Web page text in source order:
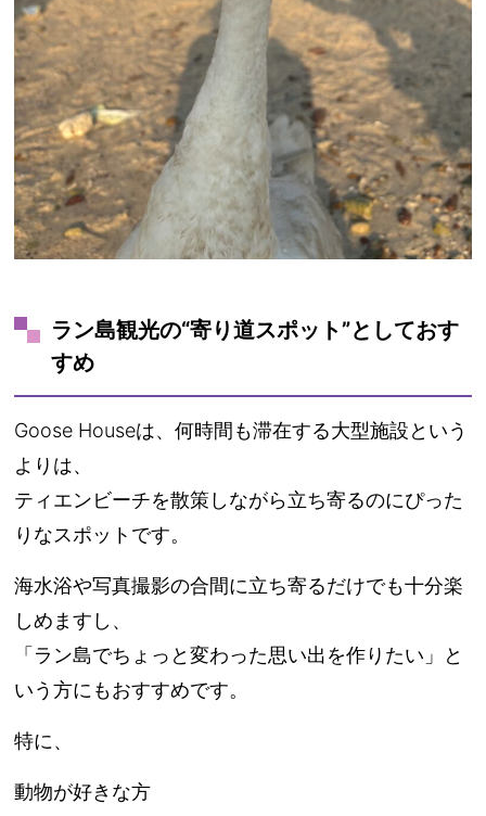
ラン島観光の“寄り道スポット”としておす
すめ
Goose Houseは、何時間も滞在する大型施設という
よりは、
ティエンビーチを散策しながら立ち寄るのにぴった
りなスポットです。
海水浴や写真撮影の合間に立ち寄るだけでも十分楽
しめますし、
「ラン島でちょっと変わった思い出を作りたい」と
いう方にもおすすめです。
特に、
動物が好きな方